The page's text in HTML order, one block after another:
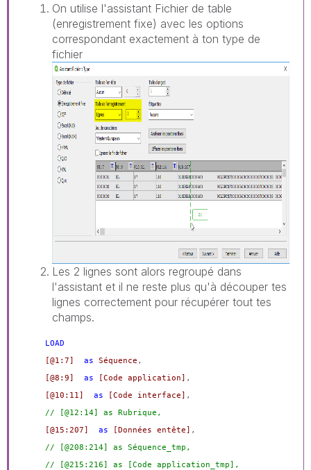
On utilise l'assistant Fichier de table
(enregistrement fixe) avec les options
correspondant exactement à ton type de
fichier
Les 2 lignes sont alors regroupé dans
l'assistant et il ne reste plus qu'à découper tes
lignes correctement pour récupérer tout tes
champs.
LOAD
[@1:7]
as Séquence ,
[@8:9]
as [Code application] ,
[@10:11]
as [Code interface] ,
// [@12:14] as Rubrique,
[@15:207]
as [Données entête] ,
// [@208:214] as Séquence_tmp,
// [@215:216] as [Code application_tmp],